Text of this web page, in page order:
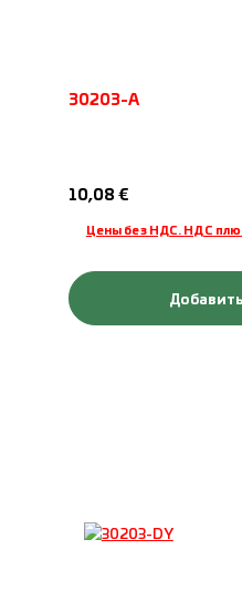
30203-A
Обычная цена:
10,08 €
Цены без НДС. НДС